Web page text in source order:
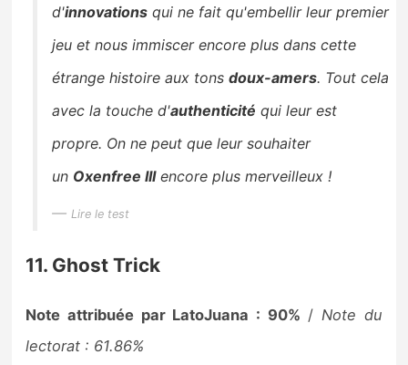
d'innovations qui ne fait qu'embellir leur premier
jeu et nous immiscer encore plus dans cette
étrange histoire aux tonsdoux-amers. Tout cela
avec la touche d'authenticité qui leur est
propre. On ne peut que leur souhaiter
un Oxenfree IIIencore plus merveilleux !
Lire le test
11. Ghost Trick
Note attribuée par LatoJuana : 90% / Note du
lectorat : 61.86%